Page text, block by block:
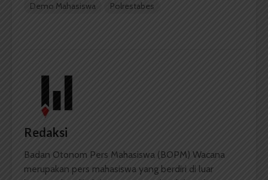
Demo Mahasiswa
Polrestabes
Redaksi
Badan Otonom Pers Mahasiswa (BOPM) Wacana
merupakan pers mahasiswa yang berdiri di luar